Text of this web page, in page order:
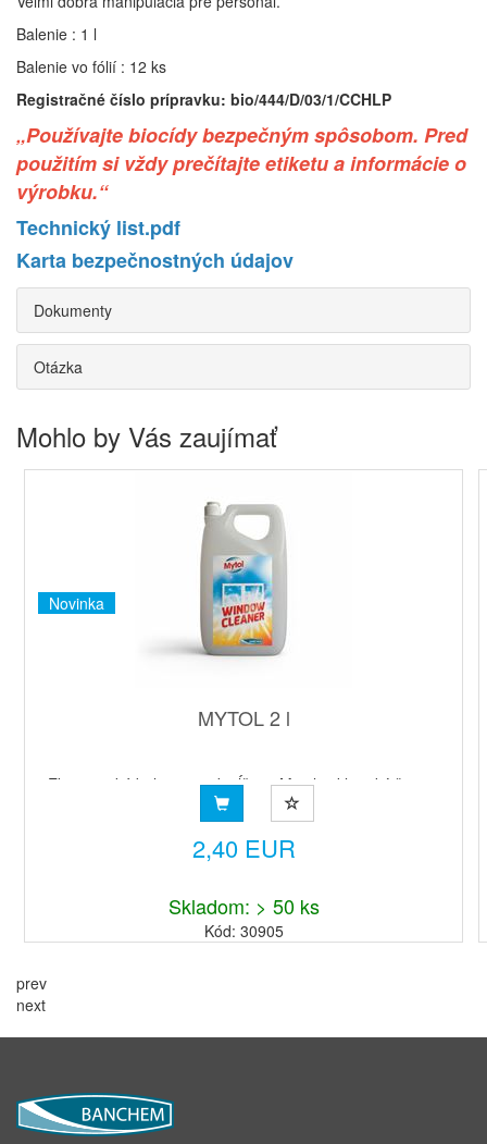
Balenie : 1 l
Balenie vo fólií : 12 ks
Registračné číslo prípravku: bio/444/D/03/1/CCHLP
„Používajte biocídy bezpečným spôsobom. Pred
použitím si vždy prečítajte etiketu a informácie o
výrobku.“
Technický list.pdf
Karta bezpečnostných údajov
Dokumenty
Otázka
Mohlo by Vás zaujímať
Novinka
MYTOL 2 l
Ekonomické balenie na dopĺňanieMytol je klasický čistiaci
prostriedok určený na čistenie okenných tabúľ, zrkad...
2,40 EUR
Skladom: > 50 ks
Kód: 30905
prev
next